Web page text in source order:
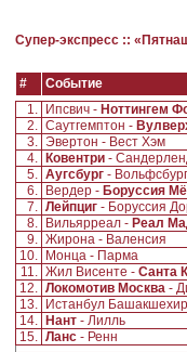
Супер-экспресс ::
# Событие
1.
Ипсвич - Ноттингем
2. Саутгемптон -
3. Эвертон - Вест Хэм
4.
Ковентри -
5. Аугсбург - Вольфсбург
6.
Вердер - Боруссия
7. Лейпциг - Боруссия
8.
Вильярреал - Реал
9. Жирона - Валенсия
10.
Монца - Парма
11. Жил Висенте - Санта
12. Локомотив Москва -
13.
Истанбул
14.
Нант - Лилль
15. Ланс - Ренн